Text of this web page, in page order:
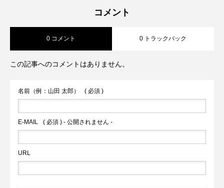
ポット
海・ビーチ10選｜愛犬との散歩や旅行に
コメント
0 コメント 0 トラックバック
この記事へのコメントはありません。
名前（例：山田 太郎） ( 必須 )
E-MAIL ( 必須 ) - 公開されません -
URL